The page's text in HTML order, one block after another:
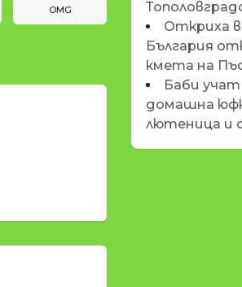
OMG
Откриха в
България
кмета на
Баби учат
домашна
лютеница и